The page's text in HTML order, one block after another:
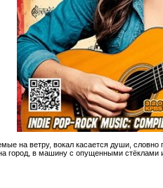
на ветру, вокал касается души,
в машину с опущенными стёклами